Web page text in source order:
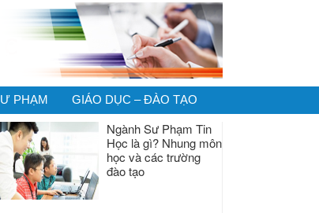
PHẠM GIÁO DỤC – ĐÀO TẠO
Ngành Sư Phạm Tin
Học là gì? Nhung môn
học và các trường
đào tạo